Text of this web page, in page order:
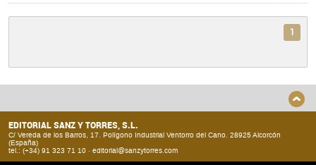
1
EDITORIAL SANZ Y TORRES, S.L.
C/ Vereda de los Barros, 17. Polígono Industrial Ventorro del Cano. 28925 Alcorcón
(España)
tel.: (+34) 91 323 71 10 · editorial@sanzytorres.com